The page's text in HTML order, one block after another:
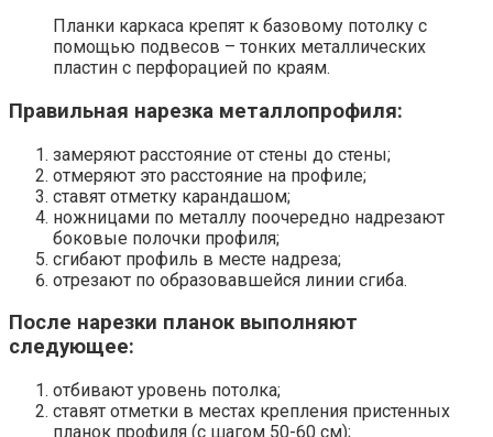
Планки каркаса крепят к базовому потолку с
помощью подвесов – тонких металлических
пластин с перфорацией по краям.
Правильная нарезка металлопрофиля:
замеряют расстояние от стены до стены;
отмеряют это расстояние на профиле;
ставят отметку карандашом;
ножницами по металлу поочередно надрезают
боковые полочки профиля;
сгибают профиль в месте надреза;
отрезают по образовавшейся линии сгиба.
После нарезки планок выполняют
следующее:
отбивают уровень потолка;
ставят отметки в местах крепления пристенных
планок профиля (с шагом 50-60 см);